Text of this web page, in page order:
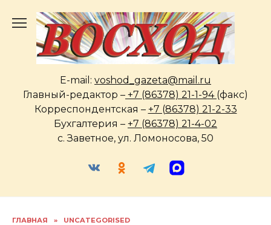
содержанию
E-mail: voshod_gazeta@mail.ru
Главный-редактор – +7 (86378) 21-1-94 (факс)
Корреспондентская – +7 (86378) 21-2-33
Бухгалтерия – +7 (86378) 21-4-02
с. Заветное, ул. Ломоносова, 50
ГЛАВНАЯ » UNCATEGORISED